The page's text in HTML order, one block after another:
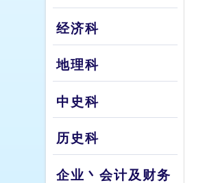
经济科
地理科
中史科
历史科
企业丶会计及财务